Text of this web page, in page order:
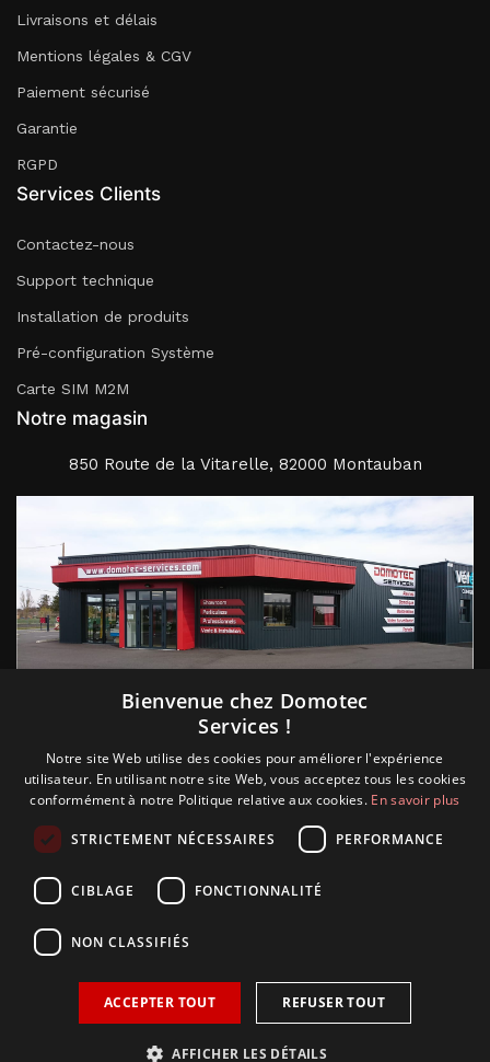
Livraisons et délais
Mentions légales & CGV
Paiement sécurisé
Garantie
RGPD
Services Clients
Contactez-nous
Support technique
Installation de produits
Pré-configuration Système
Carte SIM M2M
Notre magasin
850 Route de la Vitarelle, 82000 Montauban
Suivez nous
Bienvenue chez Domotec
Services !
Notre site Web utilise des cookies pour améliorer l'expérience
utilisateur. En utilisant notre site Web, vous acceptez tous les cookies
conformément à notre Politique relative aux cookies. En savoir plus
STRICTEMENT NÉCESSAIRES PERFORMANCE
CIBLAGE FONCTIONNALITÉ
NON CLASSIFIÉS
ACCEPTER TOUT REFUSER TOUT
AFFICHER LES DÉTAILS